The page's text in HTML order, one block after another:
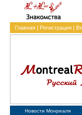
Главная| Регистрация|
Новости Монреаля